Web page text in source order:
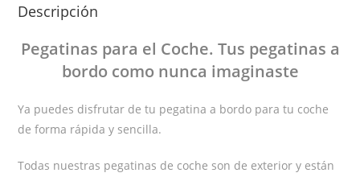
Descripción
Pegatinas para el Coche. Tus pegatinas a
bordocomo nunca imaginaste
Ya puedes disfrutar de tu pegatina a bordo para tu coche
de forma rápida y sencilla.
Todas nuestras pegatinas de coche son de exterior y están